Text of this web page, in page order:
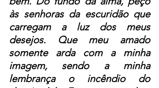
às senhoras da escuridão que
carregam a luz dos meus
desejos. Que meu amado
somente arda com a minha
imagem, sendo a minha
lembrança o incêndio do